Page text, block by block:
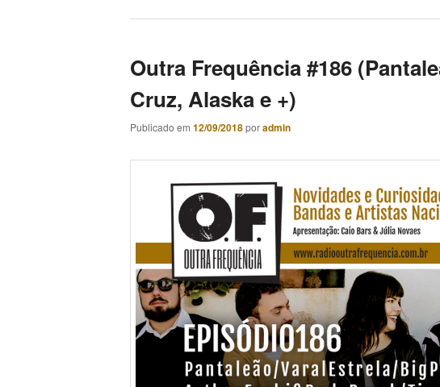
Outra Frequência #186
Cruz, Alaska e +)
Publicado em 12/09/2018poradmin